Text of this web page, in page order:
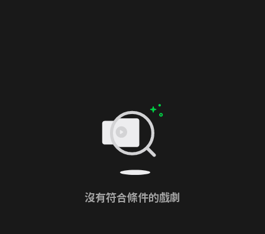
沒有符合條件的戲劇